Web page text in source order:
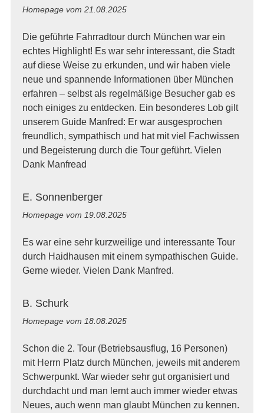
Homepage vom 21.08.2025
Die geführte Fahrradtour durch München war ein
echtes Highlight! Es war sehr interessant, die Stadt
auf diese Weise zu erkunden, und wir haben viele
neue und spannende Informationen über München
erfahren – selbst als regelmäßige Besucher gab es
noch einiges zu entdecken. Ein besonderes Lob gilt
unserem Guide Manfred: Er war ausgesprochen
freundlich, sympathisch und hat mit viel Fachwissen
und Begeisterung durch die Tour geführt. Vielen
Dank Manfread
E. Sonnenberger
Homepage vom 19.08.2025
Es war eine sehr kurzweilige und interessante Tour
durch Haidhausen mit einem sympathischen Guide.
Gerne wieder. Vielen Dank Manfred.
B. Schurk
Homepage vom 18.08.2025
Schon die 2. Tour (Betriebsausflug, 16 Personen)
mit Herrn Platz durch München, jeweils mit anderem
Schwerpunkt. War wieder sehr gut organisiert und
durchdacht und man lernt auch immer wieder etwas
Neues, auch wenn man glaubt München zu kennen.